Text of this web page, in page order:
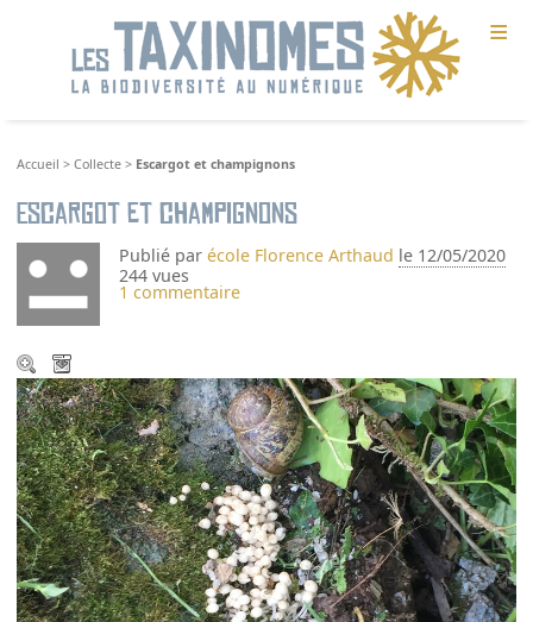
≡
Accueil >Collecte > Escargot et champignons
Escargot et champignons
Publié parécole Florence Arthaud le 12/05/2020
244 vues
1 commentaire